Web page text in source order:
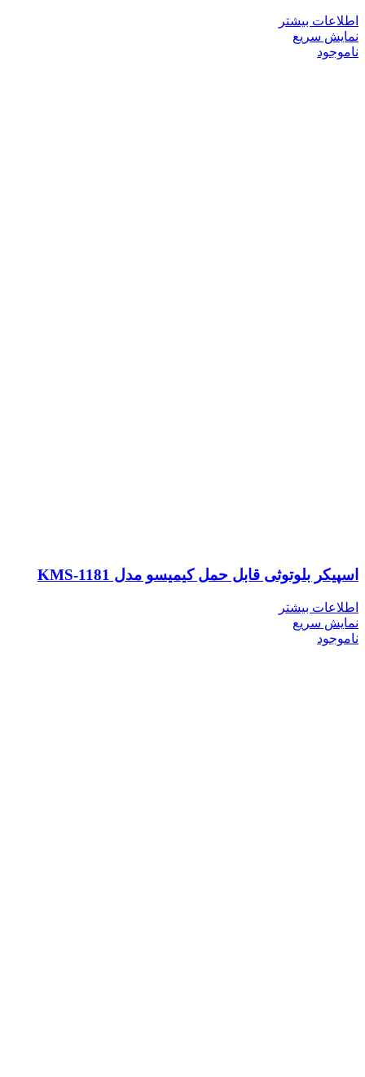
اطلاعات بیشتر
نمایش سریع
ناموجود
اسپیکر بلوتوثی قابل حمل کیمیسو مدل KMS-1181
اطلاعات بیشتر
نمایش سریع
ناموجود